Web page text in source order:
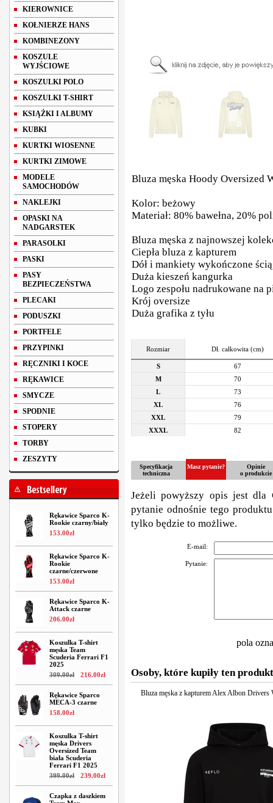
KIEROWNICE
KOŁNIERZE HANS
KOMBINEZONY
KOSZULE
WYJŚCIOWE
KOSZULKI POLO
KOSZULKI T-SHIRT
KSIĄŻKI I ALBUMY
KUBKI
KURTKI WIOSENNE
KURTKI ZIMOWE
MODELE
SAMOCHODÓW
NAKLEJKI
OPASKI NA
NADGARSTEK
PARASOLKI
PASKI
PASY
BEZPIECZEŃSTWA
PLECAKI
PODUSZKI
PORTFELE
PRZYPINKI
RĘCZNIKI I KOCE
RĘKAWICE
SMYCZE
SPODNIE
STOPERY
TORBY
ZESZYTY
Rękawice Sparco K-
Rookie czarny/biały
153.00zł
Rękawice Sparco K-
Rookie
czarne/czerwone
153.00zł
Rękawice Sparco K-
Attack czarne
206.00zł
Koszulka T-shirt
męska Team
Scuderia Ferrari F1
2025
309.00zł 216.00zł
Rękawice Sparco
MECA-3 czarne
158.00zł
Koszulka T-shirt
męska Drivers
Oversized Team
biała Scuderia
Ferrari F1 2025
399.00zł 239.00zł
Czapka z daszkiem
Bluza męska Hoody Oversized
Kolor: beżowy
Materiał: 80% bawełna, 20%
Bluza męska z najnowszej
Ciepła bluza z kapturem
Dół i mankiety wykończone
Duża kieszeń kangurka
Logo zespołu nadrukowane na
Krój oversize
Duża grafika z tyłu
Rozmiar Dł. całkowita (cm)
S
67
M
70
L
73
XL
76
XXL
79
XXXL
82
Specyfikacja
techniczna
Masz pytanie?
Opinie
o produkcie
Jeżeli powyższy opis jest dla
pytanie odnośnie tego
tylko będzie to możliwe.
E-mail:
Pytanie:
pola
Osoby, które kupiły ten
Bluza męska z kapturem Alex Albon Drivers